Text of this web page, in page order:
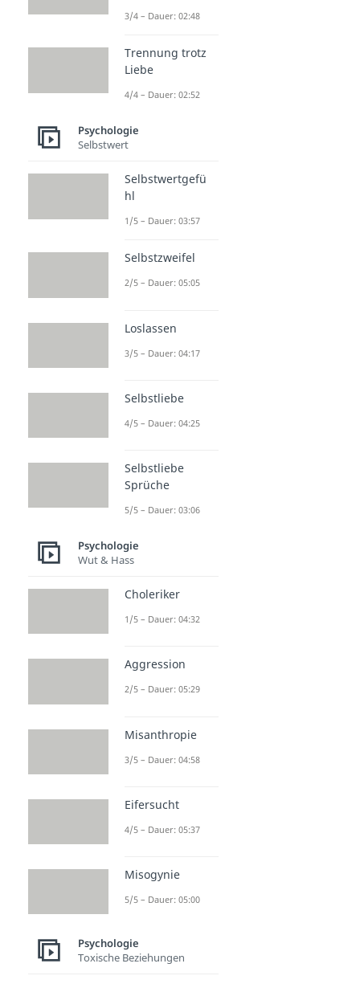
3/4 – Dauer: 02:48
Trennung trotz
Liebe
4/4 – Dauer: 02:52
Psychologie
Selbstwert
Selbstwertgefü
hl
1/5 – Dauer: 03:57
Selbstzweifel
2/5 – Dauer: 05:05
Loslassen
3/5 – Dauer: 04:17
Selbstliebe
4/5 – Dauer: 04:25
Selbstliebe
Sprüche
5/5 – Dauer: 03:06
Psychologie
Wut & Hass
Choleriker
1/5 – Dauer: 04:32
Aggression
2/5 – Dauer: 05:29
Misanthropie
3/5 – Dauer: 04:58
Eifersucht
4/5 – Dauer: 05:37
Misogynie
5/5 – Dauer: 05:00
Psychologie
Toxische Beziehungen